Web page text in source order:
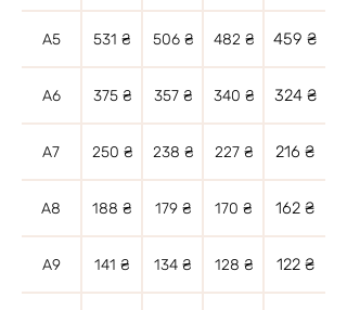
А5 531 ₴ 506 ₴ 482 ₴ 459 ₴
А6 375 ₴ 357 ₴ 340 ₴ 324 ₴
А7 250 ₴ 238 ₴ 227 ₴ 216 ₴
А8 188 ₴ 179 ₴ 170 ₴ 162 ₴
А9 141 ₴ 134 ₴ 128 ₴ 122 ₴